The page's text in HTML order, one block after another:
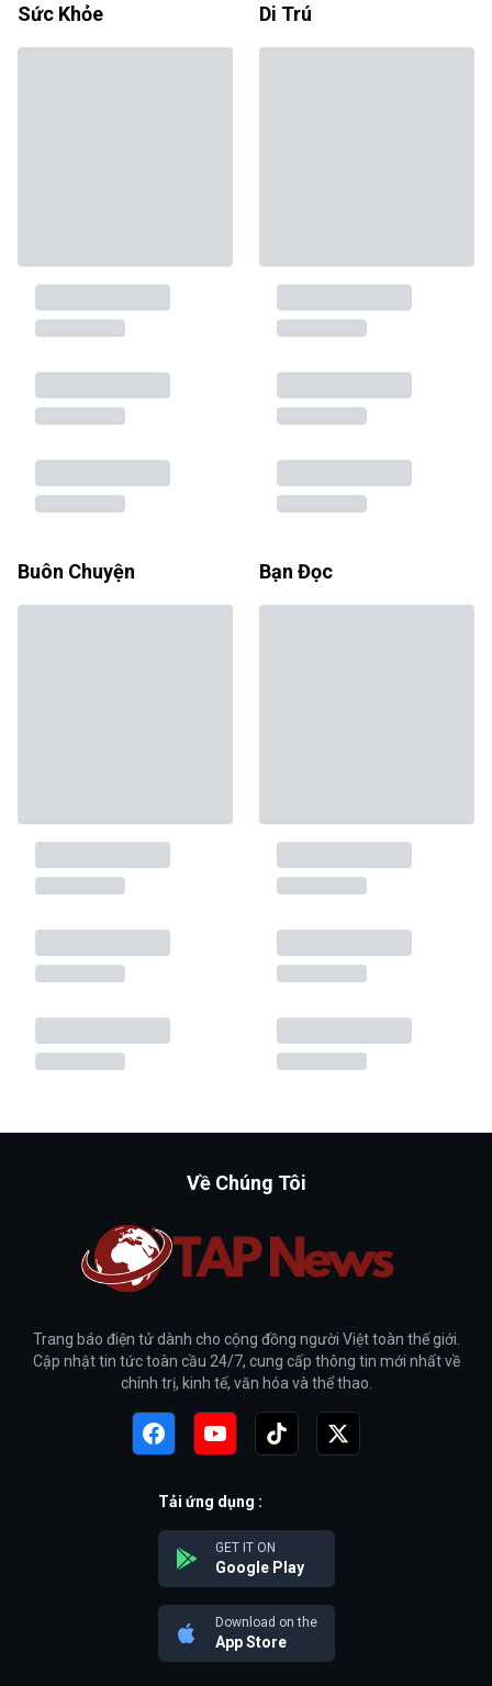
Sức Khỏe Di Trú
Buôn Chuyện Bạn Đọc
Về Chúng Tôi
Trang báo điện tử dành cho cộng đồng người Việt toàn thế giới.
Cập nhật tin tức toàn cầu 24/7, cung cấp thông tin mới nhất về
chính trị, kinh tế, văn hóa và thể thao.
Tải ứng dụng :
GET IT ON
Google Play
Download on the
App Store